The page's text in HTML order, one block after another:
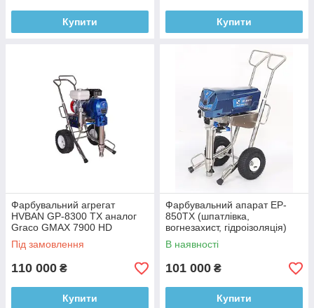
Купити Купити
Фарбувальний агрегат
HVBAN GP-8300 TX аналог
Graco GMAX 7900 HD
Під замовлення
110 000 ₴
Купити
Фарбувальний апарат EP-
850TX (шпатлівка,
вогнезахист, гідроізоляція)
аналог GRACO Mark 10
В наявності
101 000 ₴
Купити